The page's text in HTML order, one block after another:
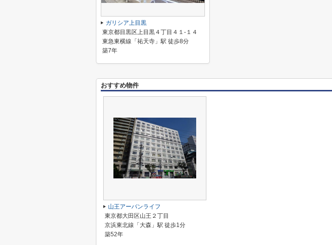
ガリシア上目黒
東京都目黒区上目黒４丁目４１-１４
東急東横線「祐天寺」駅 徒歩8分
築7年
おすすめ物件
山王アーバンライフ
東京都大田区山王２丁目
京浜東北線「大森」駅 徒歩1分
築52年